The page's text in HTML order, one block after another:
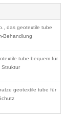
das geotextile tube
Behandlung
tube bequem für
Struktur
geotextile tube für